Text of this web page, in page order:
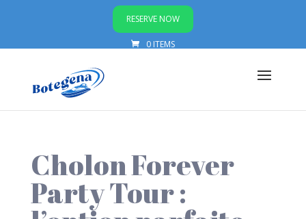
RESERVE NOW
0 ITEMS
Cholon Forever
Party Tour :